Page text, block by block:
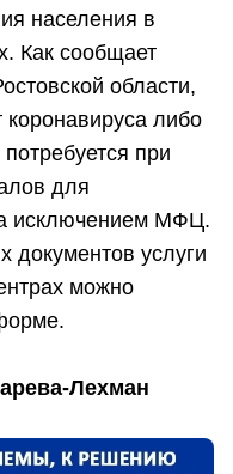
населения в
Как сообщает
области,
коронавируса либо
при
для
исключением МФЦ.
документов услуги
можно
Лехман